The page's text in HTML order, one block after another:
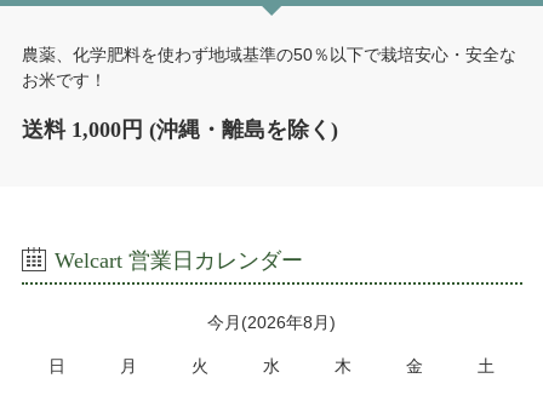
農薬、化学肥料を使わず地域基準の50％以下で栽培安心・安全な
お米です！
送料 1,000円 (沖縄・離島を除く)
Welcart 営業日カレンダー
今月(2026年8月)
日 月 火 水 木 金 土